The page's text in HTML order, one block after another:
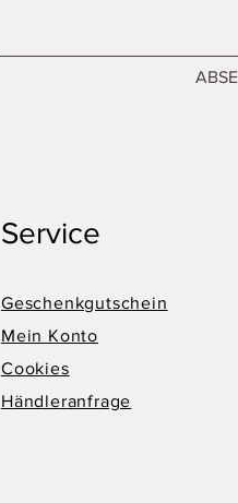
Service
Geschenkgutschein
Mein Konto
Cookies
Händleranfrage